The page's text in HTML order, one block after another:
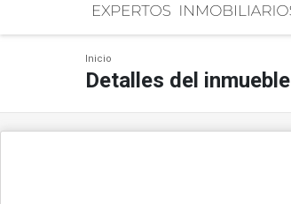
Inicio
Detalles del inmueble